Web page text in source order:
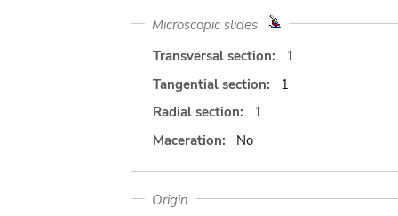
Microscopic slides
Transversal section:
1
Tangential section:
1
Radial section:
1
Maceration:
No
Origin